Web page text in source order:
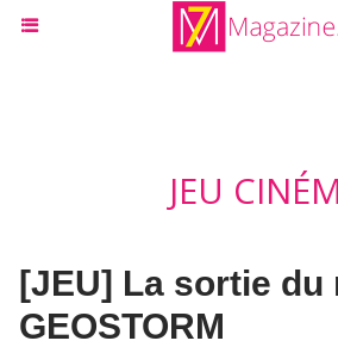
JEU
[JEU] La sortie du
GEOSTORM